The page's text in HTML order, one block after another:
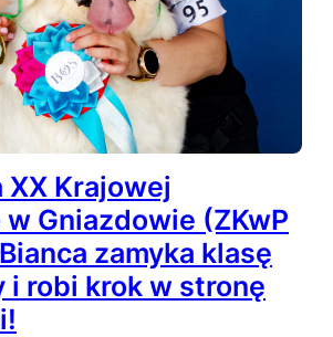
XX Krajowej
Gniazdowie (ZKwP
zamyka klasę
i robi krok w stronę